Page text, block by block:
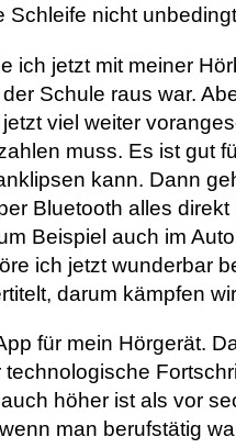
Schleife nicht
ich jetzt mit meiner
Schule raus war.
viel weiter
muss. Es ist gut
kann. Dann
Bluetooth alles
Beispiel auch im
ich jetzt wunderbar
darum kämpfen
für mein Hörgerät.
technologische
höher ist als vor
man berufstätig